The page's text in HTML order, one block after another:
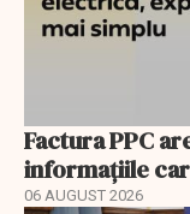
Factura PPC
informațiile
06 AUGUST 2026